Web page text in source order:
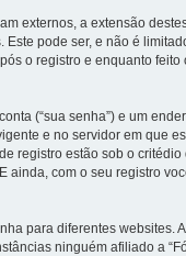
externos, a extensão
pode ser, e não é
o registro e enquanto feito
(“sua senha”) e um
e no servidor em que
registro estão sob o critédio
ainda, com o seu registro
para diferentes websites.
ninguém afiliado a